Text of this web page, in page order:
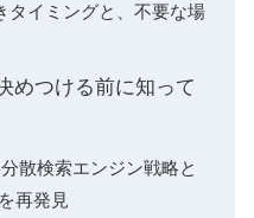
タイミングと、不要な場
めつける前に知って
散検索エンジン戦略と
再発見